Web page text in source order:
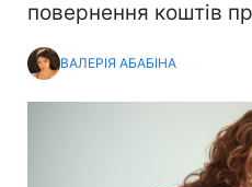
повернення коштів
ВАЛЕРІЯ АБАБІНА